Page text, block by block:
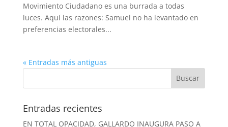
Movimiento Ciudadano es una burrada a todas
luces. Aquí las razones: Samuel no ha levantado en
preferencias electorales...
« Entradas más antiguas
Entradas recientes
EN TOTAL OPACIDAD, GALLARDO INAUGURA PASO A